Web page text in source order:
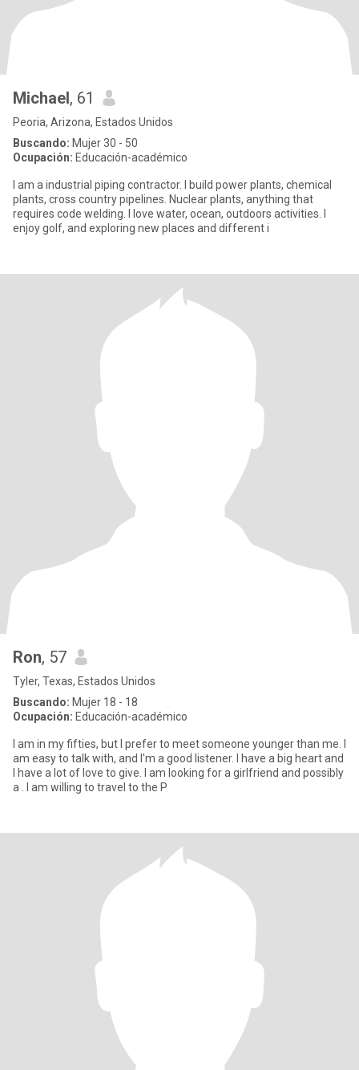
Michael, 61
Peoria, Arizona, Estados Unidos
Buscando: Mujer 30 - 50
Ocupación: Educación-académico
I am a industrial piping contractor. I build power plants, chemical
plants, cross country pipelines. Nuclear plants, anything that
requires code welding. I love water, ocean, outdoors activities. I
enjoy golf, and exploring new places and different i
Ron, 57
Tyler, Texas, Estados Unidos
Buscando: Mujer 18 - 18
Ocupación: Educación-académico
I am in my fifties, but I prefer to meet someone younger than me. I
am easy to talk with, and I'm a good listener. I have a big heart and
I have a lot of love to give. I am looking for a girlfriend and possibly
a . I am willing to travel to the P